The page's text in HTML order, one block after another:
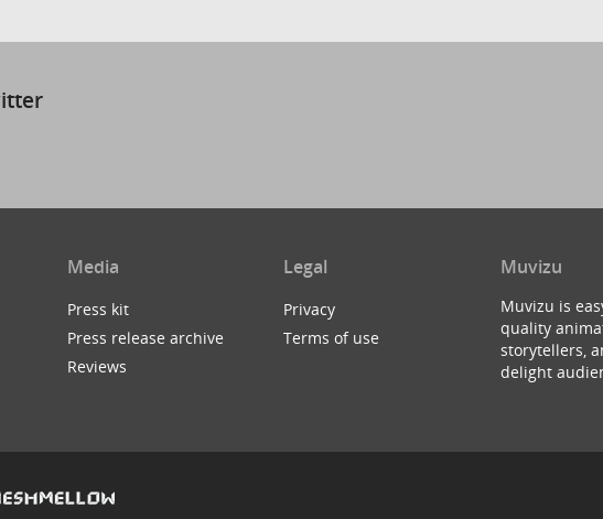
Media
Press kit
Press release archive
Reviews
Legal
Privacy
Terms of use
Muvizu
Muvizu is
quality
storytellers,
delight